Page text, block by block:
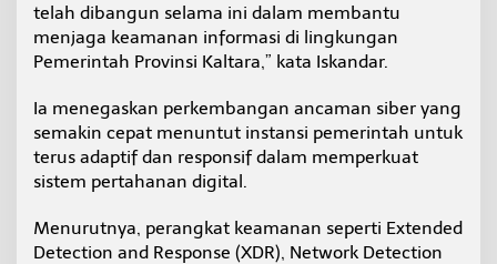
telah dibangun selama ini dalam membantu
menjaga keamanan informasi di lingkungan
Pemerintah Provinsi Kaltara,” kata Iskandar.
Ia menegaskan perkembangan ancaman siber yang
semakin cepat menuntut instansi pemerintah untuk
terus adaptif dan responsif dalam memperkuat
sistem pertahanan digital.
Menurutnya, perangkat keamanan seperti Extended
Detection and Response (XDR), Network Detection